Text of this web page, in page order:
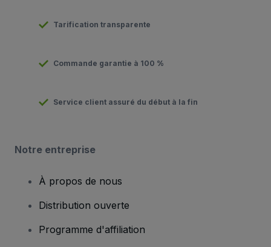
Tarification transparente
Commande garantie à 100 %
Service client assuré du début à la fin
Notre entreprise
À propos de nous
Distribution ouverte
Programme d'affiliation